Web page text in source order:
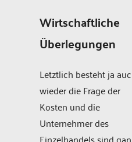
Wirtschaftliche
Überlegungen
Letztlich besteht ja
wieder die Frage der
Kosten und die
Unternehmer des